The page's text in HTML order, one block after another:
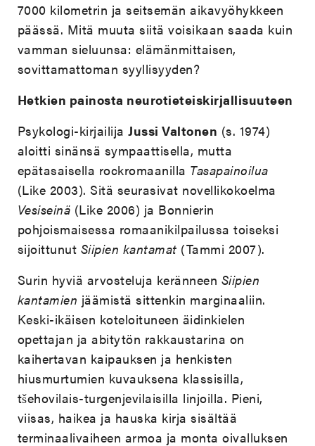
7000 kilometrin ja seitsemän aikavyöhykkeen
päässä. Mitä muuta siitä voisikaan saada kuin
vamman sieluunsa: elämänmittaisen,
sovittamattoman syyllisyyden?
Hetkien painosta neurotieteiskirjallisuuteen
Psykologi-kirjailijaJussi Valtonen (s. 1974)
aloitti sinänsä sympaattisella, mutta
epätasaisella rockromaanilla Tasapainoilua
(Like 2003). Sitä seurasivat novellikokoelma
Vesiseinä (Like 2006) ja Bonnierin
pohjoismaisessa romaanikilpailussa toiseksi
sijoittunut Siipien kantamat (Tammi 2007).
Surin hyviä arvosteluja keränneen Siipien
kantamien jäämistä sittenkin marginaaliin.
Keski-ikäisen koteloituneen äidinkielen
opettajan ja abitytön rakkaustarina on
kaihertavan kaipauksen ja henkisten
hiusmurtumien kuvauksena klassisilla,
tšehovilais-turgenjevilaisilla linjoilla. Pieni,
viisas, haikea ja hauska kirja sisältää
terminaalivaiheen armoa ja monta oivalluksen